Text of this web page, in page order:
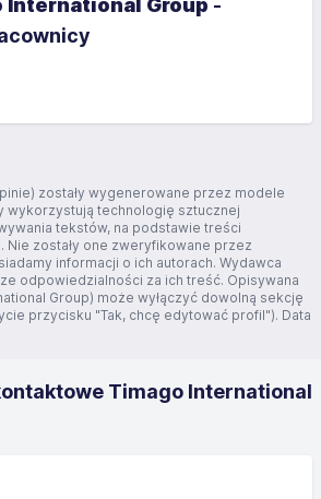
International Group -
zostały wygenerowane przez modele
wykorzystują technologię sztucznej
tekstów, na podstawie treści
Nie zostały one zweryfikowane przez
informacji o ich autorach. Wydawca
odpowiedzialności za ich treść. Opisywana
Group) może wyłączyć dowolną sekcję
przycisku "Tak, chcę edytować profil"). Data
Timago International